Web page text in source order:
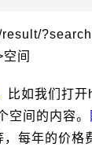
比如我们打
空间的内容。
，每年的价格